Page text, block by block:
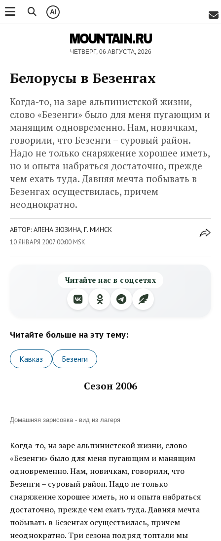
AI
MOUNTAIN.RU
ЧЕТВЕРГ, 06 АВГУСТА, 2026
Белорусы в Безенгах
Когда-то, на заре альпинистской жизни,
слово «Безенги» было для меня пугающим и
манящим одновременно. Нам, новичкам,
говорили, что Безенги – суровый район.
Надо не только снаряжение хорошее иметь,
но и опыта набраться достаточно, прежде
чем ехать туда. Давняя мечта побывать в
Безенгах осуществилась, причем
неоднократно.
АВТОР: АЛЕНА ЗЮЗИНА, Г. МИНСК
10 ЯНВАРЯ 2007 00:00 MSK
Читайте нас в соцсетях
Читайте больше на эту тему:
Кавказ Безенги
Сезон 2006
Домашняя зарисовка - вид из лагеря
Когда-то, на заре альпинистской жизни, слово
«Безенги» было для меня пугающим и манящим
одновременно. Нам, новичкам, говорили, что
Безенги – суровый район. Надо не только
снаряжение хорошее иметь, но и опыта набраться
достаточно, прежде чем ехать туда. Давняя мечта
побывать в Безенгах осуществилась, причем
неоднократно. Три сезона подряд топтали мы